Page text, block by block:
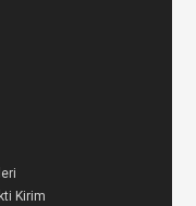
Kirim